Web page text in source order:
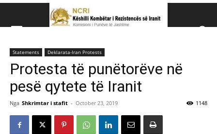
Këshillit Kombëtar të Rezistencës së Iranit (NCRI)
Statements Deklarata-Iran Protests
Protesta të punëtorëve në
pesë qytete të Iranit
Nga Shkrimtar i stafit - October 23, 2019 1148